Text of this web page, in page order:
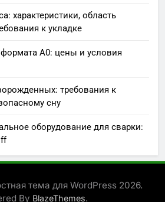
характеристики, область
к укладке
формата А0: цены и условия
требования к
сну
оборудование для сварки:
тема для WordPress 2026.
By BlazeThemes.